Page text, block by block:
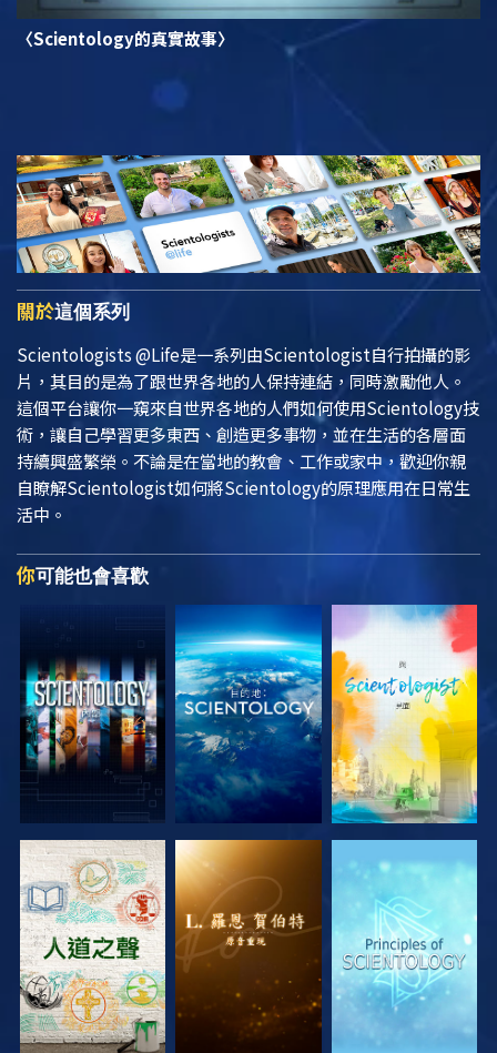
〈Scientology的真實故事〉
關於這個系列
Scientologists @Life是一系列由Scientologist自行拍攝的影
片，其目的是為了跟世界各地的人保持連結，同時激勵他人。
這個平台讓你一窺來自世界各地的人們如何使用Scientology技
術，讓自己學習更多東西、創造更多事物，並在生活的各層面
持續興盛繁榮。不論是在當地的教會、工作或家中，歡迎你親
自瞭解Scientologist如何將Scientology的原理應用在日常生
活中。
你可能也會喜歡
探索系列節目 探索系列節目 探索系列節目